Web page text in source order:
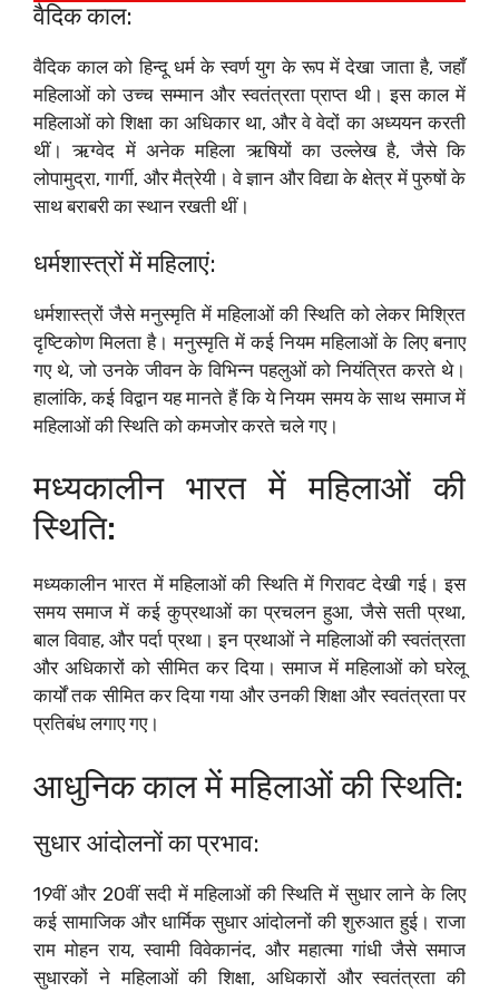
वैदिक काल:
वैदिक काल को हिन्दू धर्म के स्वर्ण युग के रूप में देखा जाता है, जहाँ
महिलाओं को उच्च सम्मान और स्वतंत्रता प्राप्त थी। इस काल में
महिलाओं को शिक्षा का अधिकार था, और वे वेदों का अध्ययन करती
थीं। ऋग्वेद में अनेक महिला ऋषियों का उल्लेख है, जैसे कि
लोपामुद्रा, गार्गी, और मैत्रेयी। वे ज्ञान और विद्या के क्षेत्र में पुरुषों के
साथ बराबरी का स्थान रखती थीं।
धर्मशास्त्रों में महिलाएं:
धर्मशास्त्रों जैसे मनुस्मृति में महिलाओं की स्थिति को लेकर मिश्रित
दृष्टिकोण मिलता है। मनुस्मृति में कई नियम महिलाओं के लिए बनाए
गए थे, जो उनके जीवन के विभिन्न पहलुओं को नियंत्रित करते थे।
हालांकि, कई विद्वान यह मानते हैं कि ये नियम समय के साथ समाज में
महिलाओं की स्थिति को कमजोर करते चले गए।
मध्यकालीन भारत में महिलाओं की
स्थिति:
मध्यकालीन भारत में महिलाओं की स्थिति में गिरावट देखी गई। इस
समय समाज में कई कुप्रथाओं का प्रचलन हुआ, जैसे सती प्रथा,
बाल विवाह, और पर्दा प्रथा। इन प्रथाओं ने महिलाओं की स्वतंत्रता
और अधिकारों को सीमित कर दिया। समाज में महिलाओं को घरेलू
कार्यों तक सीमित कर दिया गया और उनकी शिक्षा और स्वतंत्रता पर
प्रतिबंध लगाए गए।
आधुनिक काल में महिलाओं की स्थिति:
सुधार आंदोलनों का प्रभाव:
19वीं और 20वीं सदी में महिलाओं की स्थिति में सुधार लाने के लिए
कई सामाजिक और धार्मिक सुधार आंदोलनों की शुरुआत हुई। राजा
राम मोहन राय, स्वामी विवेकानंद, और महात्मा गांधी जैसे समाज
सुधारकों ने महिलाओं की शिक्षा, अधिकारों और स्वतंत्रता की